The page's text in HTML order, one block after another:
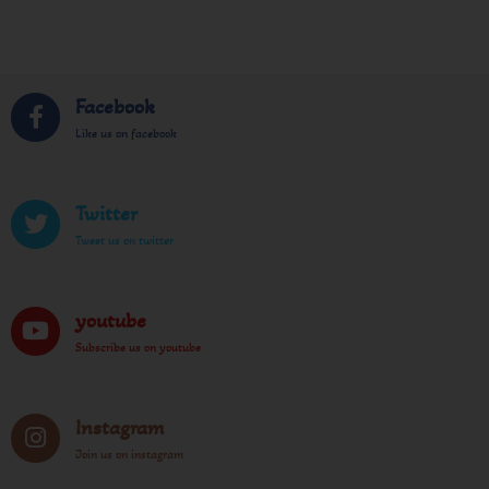
Facebook
Like us on facebook
Twitter
Tweet us on twitter
youtube
Subscribe us on youtube
Instagram
Join us on instagram